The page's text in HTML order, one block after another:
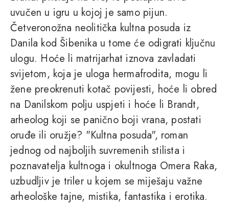
uvučen u igru u kojoj je samo pijun.
Četveronožna neolitička kultna posuda iz
Danila kod Šibenika u tome će odigrati ključnu
ulogu. Hoće li matrijarhat iznova zavladati
svijetom, koja je uloga hermafrodita, mogu li
žene preokrenuti kotač povijesti, hoće li obred
na Danilskom polju uspjeti i hoće li Brandt,
arheolog koji se panično boji vrana, postati
oruđe ili oružje? "Kultna posuda", roman
jednog od najboljih suvremenih stilista i
poznavatelja kultnoga i okultnoga Omera Raka,
uzbudljiv je triler u kojem se miješaju važne
arheološke tajne, mistika, fantastika i erotika.